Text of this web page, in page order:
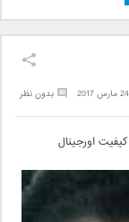
بدون نظر 24 مارس 2017
کیفیت اورجینال